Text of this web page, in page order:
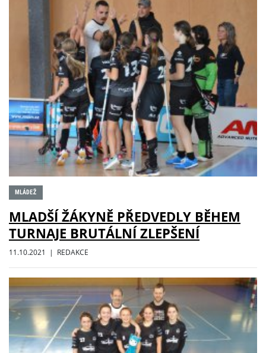
MLÁDEŽ
MLADŠÍ ŽÁKYNĚ PŘEDVEDLY BĚHEM
TURNAJE BRUTÁLNÍ ZLEPŠENÍ
11.10.2021 | REDAKCE